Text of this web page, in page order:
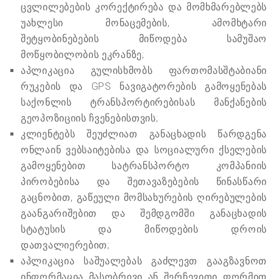
ცვლილებების კორექტირება და მომხმარებლებს
უახლესი მონაცემების, ამომხტარი
შეტყობინებების მიწოდება სამუშაო
მოწყობილობის ეკრანზე;
აპლიკაცია გულისხმობს ფართომასშტაბიანი
რუკების და GPS ნავიგატორების გამოყენებას
საქონლის ტრანსპორტირებისას მანქანების
გეოპოზიციის ჩვენებისთვის;
კლიენტებს შეუძლიათ განაცხადის წარდგენა
ონლაინ ვებსაიტებისა და სოციალური ქსელების
გამოყენებით სატრანსპორტო კომპანიის
პირობებისა და შეთავაზებების წინასწარი
გაცნობით, გაწეული მომსახურების ღირებულების
გაანგარიშებით და შემდგომში განაცხადის
სტატუსის და მიწოდების დროის
დათვალიერებით;
აპლიკაცია საშუალებას გაძლევთ გააგზავნოთ